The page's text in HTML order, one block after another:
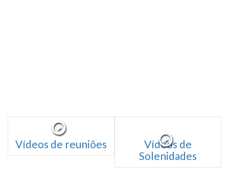
Vídeos de reuniões
Vídeos de
Solenidades